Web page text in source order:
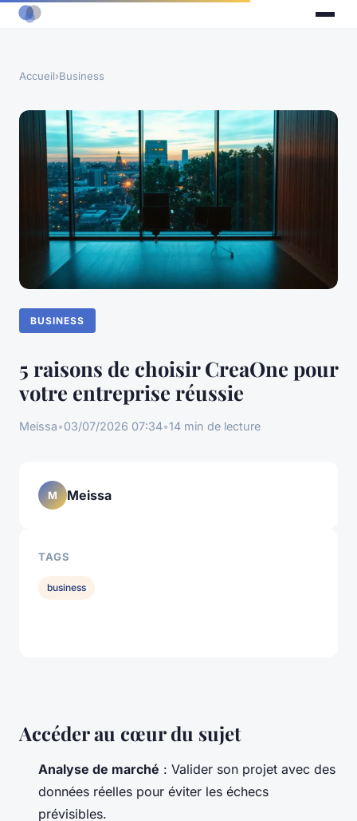
Accueil›Business
BUSINESS
5 raisons de choisir CreaOne pour
votre entreprise réussie
Meissa•03/07/2026 07:34•14 min de lecture
Accéder au cœur du sujet
Analyse de marché : Valider son projet avec des
données réelles pour éviter les échecs
prévisibles.
M Meissa
TAGS
business